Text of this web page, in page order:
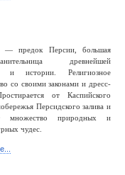
— предок Персии, большая
древнейшей
и истории. Религиозное
со своими законами и дресс-
от Каспийского
Персидского залива и
множество природных и
чудес.